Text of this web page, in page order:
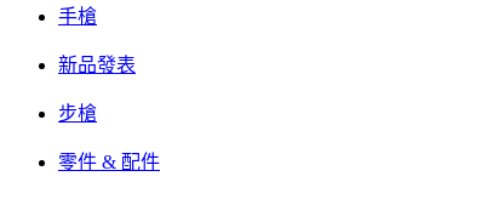
手槍
新品發表
步槍
零件 & 配件